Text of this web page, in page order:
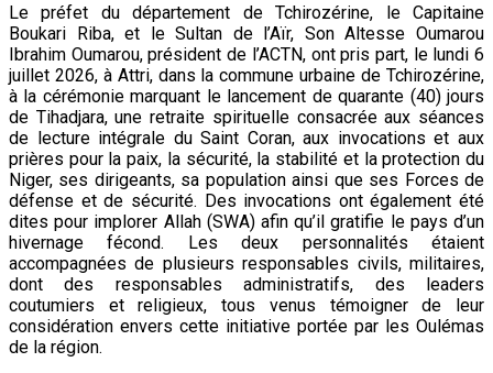
Le préfet du département de Tchirozérine, le Capitaine
Boukari Riba, et le Sultan de l’Aïr, Son Altesse Oumarou
Ibrahim Oumarou, président de l’ACTN, ont pris part, le lundi 6
juillet 2026, à Attri, dans la commune urbaine de Tchirozérine,
à la cérémonie marquant le lancement de quarante (40) jours
de Tihadjara, une retraite spirituelle consacrée aux séances
de lecture intégrale du Saint Coran, aux invocations et aux
prières pour la paix, la sécurité, la stabilité et la protection du
Niger, ses dirigeants, sa population ainsi que ses Forces de
défense et de sécurité. Des invocations ont également été
dites pour implorer Allah (SWA) afin qu’il gratifie le pays d’un
hivernage fécond. Les deux personnalités étaient
accompagnées de plusieurs responsables civils, militaires,
dont des responsables administratifs, des leaders
coutumiers et religieux, tous venus témoigner de leur
considération envers cette initiative portée par les Oulémas
de la région.